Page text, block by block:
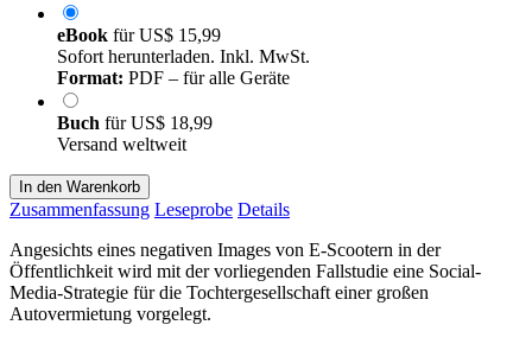
eBook fürUS$ 15,99
Sofort herunterladen. Inkl. MwSt.
Format: PDF – für alle Geräte
Buch fürUS$ 18,99
Versand weltweit
In den Warenkorb
Zusammenfassung Leseprobe Details
Angesichts eines negativen Images von E-Scootern in der
Öffentlichkeit wird mit der vorliegenden Fallstudie eine Social-
Media-Strategie für die Tochtergesellschaft einer großen
Autovermietung vorgelegt.